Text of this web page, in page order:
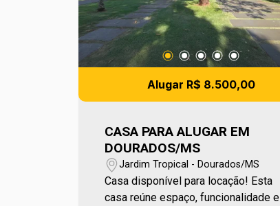
Alugar R$ 8.500,00
CASA PARA ALUGAR EM
DOURADOS/MS
Jardim Tropical - Dourados/MS
Casa disponível para locação! Esta
casa reúne espaço, funcionalidade e